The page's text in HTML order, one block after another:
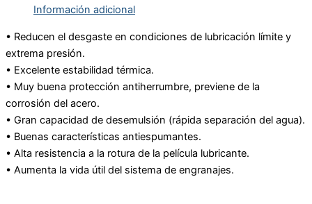
Información adicional
• Reducen el desgaste en condiciones de lubricación límite y
extrema presión.
• Excelente estabilidad térmica.
• Muy buena protección antiherrumbre, previene de la
corrosión del acero.
• Gran capacidad de desemulsión (rápida separación del agua).
• Buenas características antiespumantes.
• Alta resistencia a la rotura de la película lubricante.
• Aumenta la vida útil del sistema de engranajes.